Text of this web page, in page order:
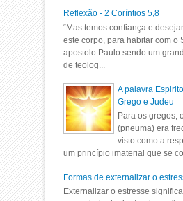
Reflexão - 2 Coríntios 5,8
“Mas temos confiança e
este corpo, para habitar com o
apostolo Paulo sendo um
de teolog...
A palavra
Grego e Judeu
Para os gregos,
(pneuma) era
visto como a
um princípio imaterial que se
Formas de externalizar o
Externalizar o estresse